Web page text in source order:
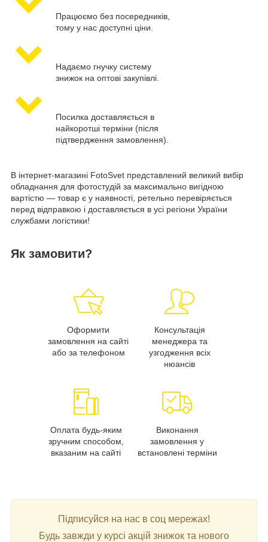
Працюємо без посередників,
тому у нас доступні ціни.
Надаємо гнучку систему
знижок на оптові закупівлі.
Посилка доставляється в
найкоротші терміни (після
підтвердження замовлення).
В інтернет-магазині FotoSvet представлений великий вибір
обладнання для фотостудій за максимально вигідною
вартістю — товар є у наявності, ретельно перевіряється
перед відправкою і доставляється в усі регіони України
службами логістики!
Як замовити?
Оформити
замовлення на сайті
або за телефоном
Консультація
менеджера та
узгодження всіх
нюансів
Оплата будь-яким
зручним способом,
вказаним на сайті
Виконання
замовлення у
встановлені терміни
Підписуйся на нас в соц мережах!
Будь завжди у курсі акцій знижок та нового